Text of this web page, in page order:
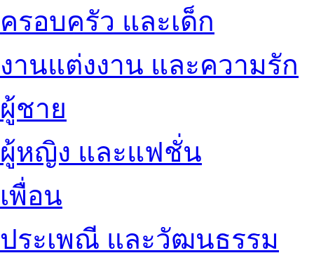
ครอบครัว และเด็ก
งานแต่งงาน และความรัก
ผู้ชาย
ผู้หญิง และแฟชั่น
เพื่อน
ประเพณี และวัฒนธรรม